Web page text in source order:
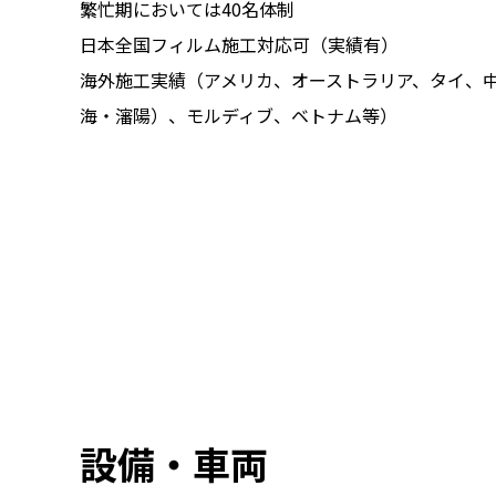
繁忙期においては40名体制
日本全国フィルム施工対応可（実績有）
海外施工実績（アメリカ、オーストラリア、タイ、
海・瀋陽）、モルディブ、ベトナム等）
設備・車両